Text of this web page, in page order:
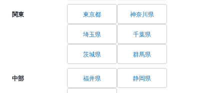
関東 東京都 神奈川県
埼玉県 千葉県
茨城県 群馬県
中部 福井県 静岡県